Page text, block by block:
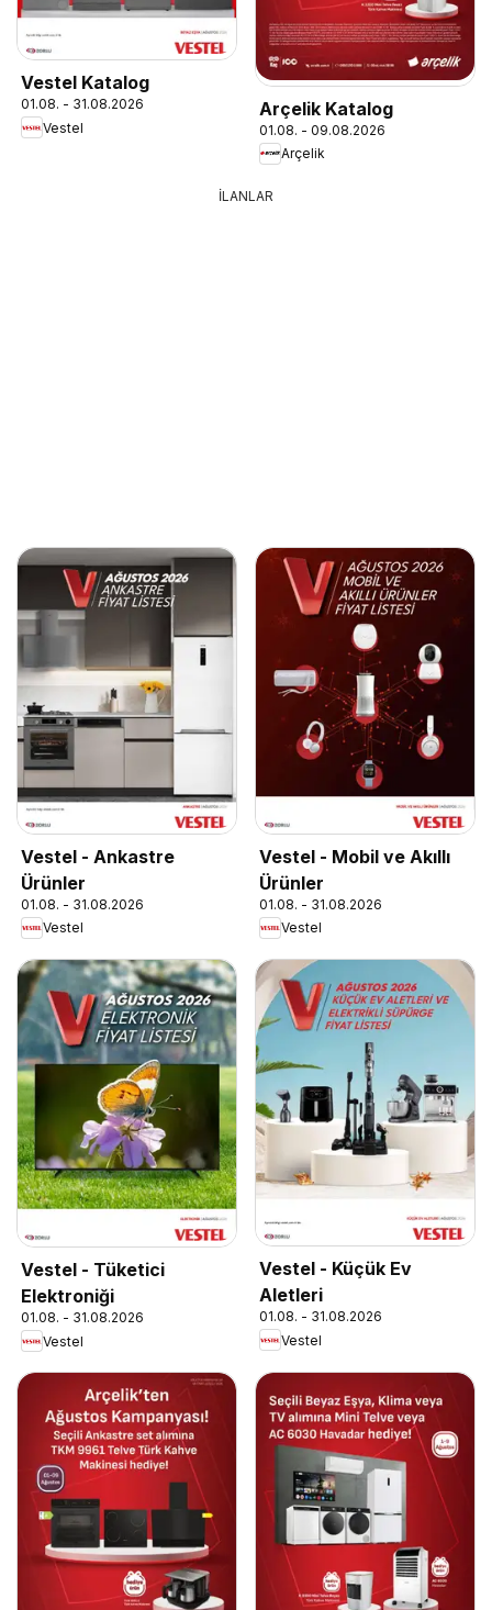
Vestel Katalog
01.08. - 31.08.2026
Vestel
Arçelik Katalog
01.08. - 09.08.2026
Arçelik
İLANLAR
Vestel - Ankastre
Ürünler
01.08. - 31.08.2026
Vestel
Vestel - Mobil ve Akıllı
Ürünler
01.08. - 31.08.2026
Vestel
Vestel - Tüketici
Elektroniği
01.08. - 31.08.2026
Vestel
Vestel - Küçük Ev
Aletleri
01.08. - 31.08.2026
Vestel